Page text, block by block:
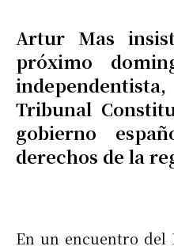
Artur Mas
próximo
Tribunal
gobierno
derechos de la
En un encuentro del